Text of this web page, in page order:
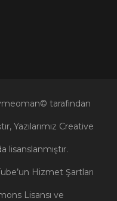
tarafından
Yazılarımız Creative
lisanslanmıştır.
Hizmet Şartları
Lisansı ve